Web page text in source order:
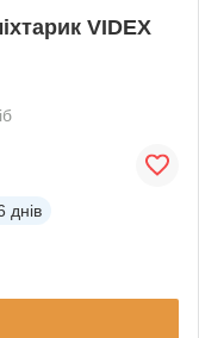
VIDEX
днів